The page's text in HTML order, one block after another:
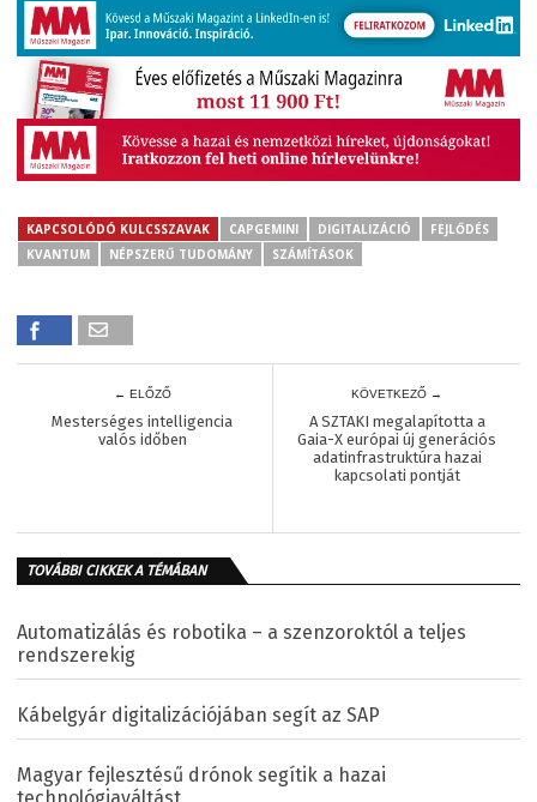
KAPCSOLÓDÓ KULCSSZAVAK CAPGEMINI DIGITALIZÁCIÓ
FEJLŐDÉS
KVANTUM
NÉPSZERŰ TUDOMÁNY SZÁMÍTÁSOK
← ELŐZŐ
Mesterséges intelligencia
valós időben
KÖVETKEZŐ →
A SZTAKI megalapította a
Gaia-X európai új generációs
adatinfrastruktúra hazai
kapcsolati pontját
TOVÁBBI CIKKEK A TÉMÁBAN
Automatizálás és robotika – a szenzoroktól a teljes
rendszerekig
Kábelgyár digitalizációjában segít az SAP
Magyar fejlesztésű drónok segítik a hazai